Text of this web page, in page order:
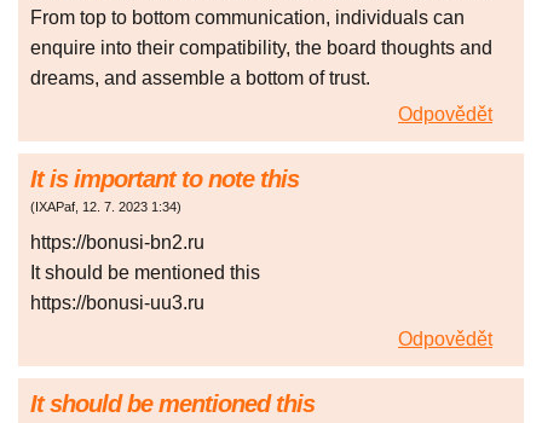
From top to bottom communication, individuals can
enquire into their compatibility, the board thoughts and
dreams, and assemble a bottom of trust.
Odpovědět
It is important to note this
( IXAPaf, 12. 7. 2023 1:34)
https://bonusi-bn2.ru
It should be mentioned this
https://bonusi-uu3.ru
Odpovědět
It should be mentioned this